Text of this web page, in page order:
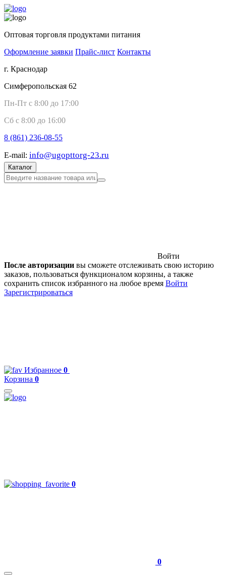
Оптовая торговля продуктами питания
Оформление заявки Прайс-лист Контакты
г. Краснодар
Симферопольская 62
Пн-Пт с 8:00 до 17:00
Сб с 8:00 до 16:00
8 (861) 236-08-55
E-mail: info@ugopttorg-23.ru
Каталог
Войти
После авторизации вы сможете отслеживать свою историю
заказов, пользоваться функционалом корзины, а также
сохранить список избранного на любое время Войти
Зарегистрироваться
Избранное 0
Корзина 0
0
0